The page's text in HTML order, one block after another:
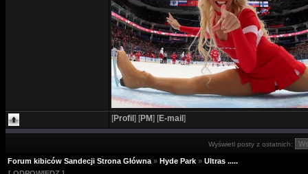
[Profil ] [PM] [E-mail ]
Wyświetl posty z ostatnich:
Forum kibiców Sandecji Strona Główna » Hyde Park » Ultras .....